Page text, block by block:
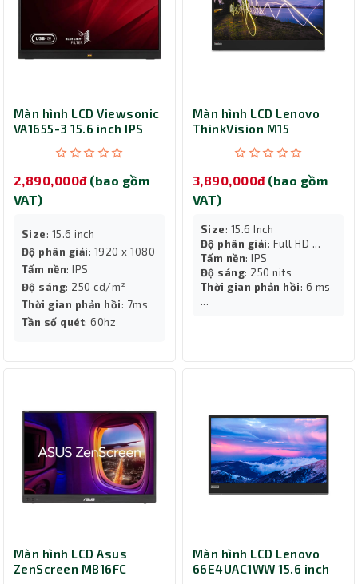
Màn hình LCD Viewsonic
VA1655-3 15.6 inch IPS
2,890,000đ (bao gồm
VAT)
Size: 15.6 inch
Độ phân giải: 1920 x 1080
Tấm nền: IPS
Độ sáng: 250 cd/m²
Thời gian phản hồi: 7ms
Tần số quét: 60hz
Màn hình LCD Lenovo
ThinkVision M15
3,890,000đ (bao gồm
VAT)
Size: 15.6 Inch
Độ phân giải: Full HD ...
Tấm nền: IPS
Độ sáng: 250 nits
Thời gian phản hồi: 6 ms
...
Màn hình LCD Asus
ZenScreen MB16FC
Màn hình LCD Lenovo
66E4UAC1WW 15.6 inch